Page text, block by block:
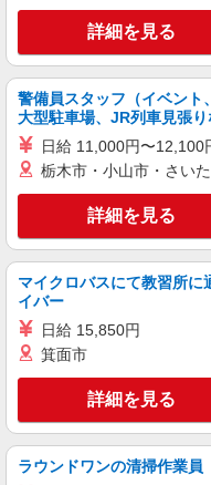
株式会社ブレイブ（マイナ
介護ス
高齢者
務先か未経
る） 経
る） ◎月収例 時給1650円×1日8時間×22日（週5
日）＝29万400円 ◆昇給
い/週払
にご相
社規定あ
広島県三原市 【最
◆JR呉線
駅
キープ
アルバイト
日研トータルソーシング株
ス【看護助手】
時給
幅は経験
広島
バイク通
詳細を見る
警備員スタッフ（イベント
大型駐車場、JR列車見張り
日給 11,000円〜12,100
栃木市・小山市・さい
詳細を見る
マイクロバスにて教習所に
イバー
日給 15,850円
箕面市
詳細を見る
ラウンドワンの清掃作業員